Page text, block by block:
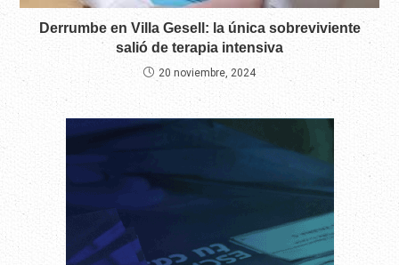
Derrumbe en Villa Gesell: la única sobreviviente
salió de terapia intensiva
20 noviembre, 2024